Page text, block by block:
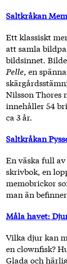
Saltkråkan
Ett klassiskt
att samla
bildsinnet.
Pelle, en
Nilsson Thores
innehåller 54
ca 3 år.
Saltkråkan
En väska full
skrivbok, en
memobrickor
man än
Måla havet:
Vilka djur kan
en clownfisk?
Glada och